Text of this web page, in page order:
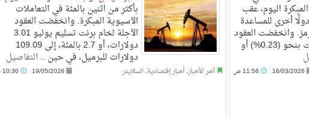
بأكثر من اثنين بالمئة في التعاملات
الآسيوية المبكرة. وانخفضت العقود
الآجلة لخام برنت تسليم يوليو 3.01
دولارات، أو 2.7 بالمئة، إلى 109.09
دولارات للبرميل، في حين .. التفاصيل
آخر الأخبار,أخبار إقتصادية, السلايدر 19/05/2026 10:30 ص
اليوم، عقب
أخرى للمساعدة
وانخفضت العقود
الآجلة لخام خام برنت بنحو (0.23%) أو
16/03/2026